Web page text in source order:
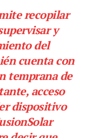
recopilar
y
del
cuenta con
temprana de
acceso
dispositivo